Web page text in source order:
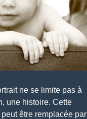
ne se limite pas à
une histoire. Cette
être remplacée par